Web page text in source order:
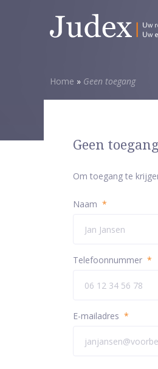
Home » Geen toegang
Geen
Om toegang te
Naam *
Telefoonnummer *
E-mailadres *